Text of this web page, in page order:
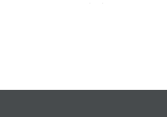
122dΒ (1m)